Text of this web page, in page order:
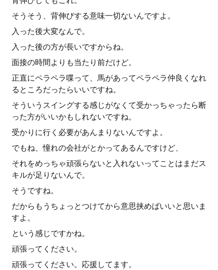
そうそう、背伸びする意味一切ないんですよ。
入った後大変なんで。
入った後の方が長いですからね。
面接の時間よりも当たり前だけど。
正直にペラペラ喋って、馬があってペラペラ仲良くなれ
るところだったらいいですね。
そういうスイングする感じがなくて受かっちゃったら断
った方がいいかもしれないですね。
受かりに行く必要があんまりないんですよ。
でもね、憧れの会社がとかってあるんですけど、
それをめっちゃ頑張らないと入れないってことはまだス
キルが足りないんで。
そうですね。
だからもうちょっとつけてから意思挟めばいいと思いま
すよ。
という感じですかね。
頑張ってください。
頑張ってください。応援してます。